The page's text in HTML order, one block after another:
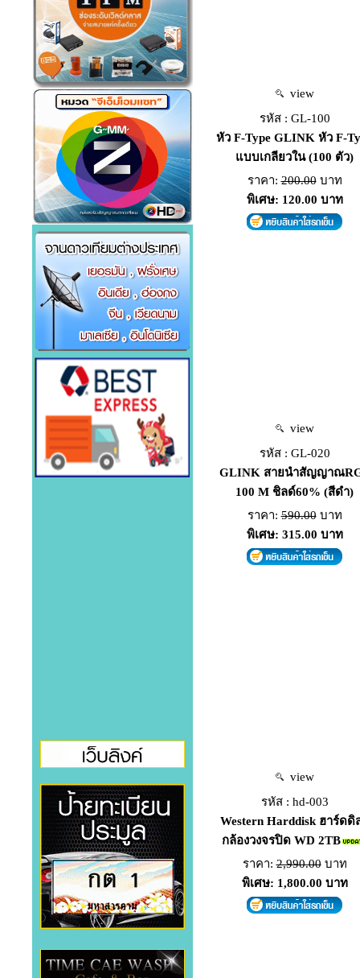
view
รหัส : GL-100
หัว F-Type GLINK หัว F-
แบบเกลียวใน (100 ตัว)
ราคา:200.00บาท
พิเศษ: 120.00 บาท
view
รหัส : GL-020
GLINK สายนำสัญญาณ
100 M ชิลด์60% (สีดำ)
ราคา:590.00บาท
พิเศษ: 315.00 บาท
view
รหัส : hd-003
Western Harddisk ฮาร์ดดิ
กล้องวงจรปิด WD 2TB
ราคา:2,990.00บาท
พิเศษ: 1,800.00 บาท